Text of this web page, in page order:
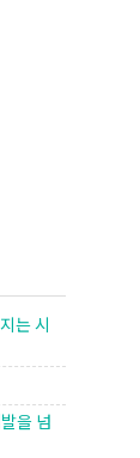
는 시
을 넘